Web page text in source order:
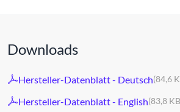
Downloads
Hersteller-Datenblatt - Deutsch(84,6
Hersteller-Datenblatt - English(83,8